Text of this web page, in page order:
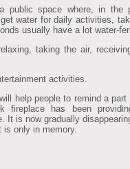
space where, in the
water for daily activities,
usually have a lot water-
taking the air,
activities.
help people to remind a part
fireplace has been
It is now gradually
is only in memory.